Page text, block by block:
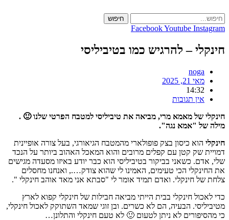
to
content
חיפוש
FacebookYoutube Instagram
חינקלי – להרגיש כמו בטיביליסי
noga
מאי 21, 2025
14:32
אין תגובות
חינקלי של מאמא מרי, מביאה את טיביליסי למטבח הפרטי שלנו 🙂 .
מילה של "אמא נגה".
חינקלי הוא כיסון בצק פופולארי מהמטבח הגיאורגי, בעל צורה אופיינית
דמויית שק קטן עם קפלים מרובים והוא המאכל האהוב ביותר על הנכד
שלי, אדם. כשאני בביקור בטיביליסי הוא כבר יודע באיזו מסעדה מגישים
את החינקלי הכי טעימים, האמינו לי שהוא צודק…., ואנחנו מחסלים
צלחת של חינקלי. ואדם תמיד אומר לי "סבתא אני מאד אוהב חינקלי ".
כדי לאכול חינקלי בבית הייתי מביאה חבילות של חינקלי קפוא לארץ
מטיביליסי. הבעיה, הם לא כשרים. ובן זוגי שמאד השתוקק לאכול חינקלי,
כי מהסיפורים לא ניתן לטעום 🙂 לא טעם חינקלי והתלונן…